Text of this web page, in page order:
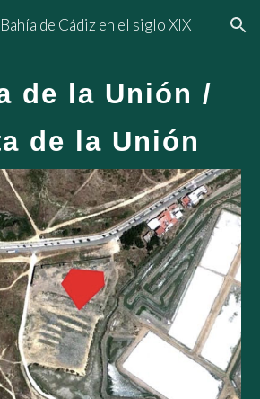
Skip to navigation
de Cádiz en el siglo XIX
de la Unión /
de la Unión